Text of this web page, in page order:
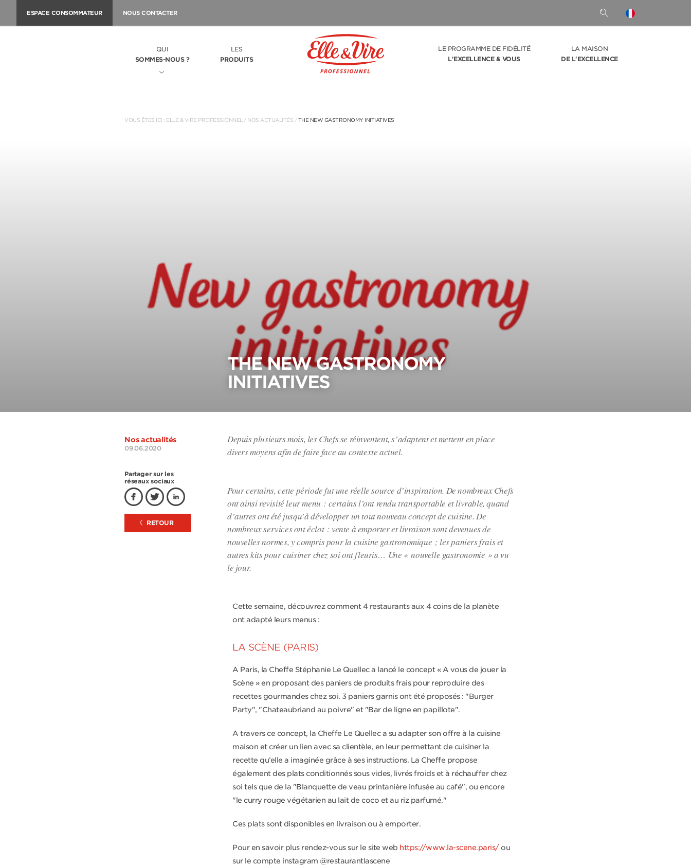
ESPACE CONSOMMATEUR NOUS CONTACTER
QUI
SOMMES-NOUS ?
LES
PRODUITS
LE PROGRAMME DE FIDÉLITÉ
L'EXCELLENCE & VOUS
LA MAISON
DE L'EXCELLENCE
VOUS ÊTES ICI : ELLE & VIRE PROFESSIONNEL / NOS ACTUALITÉS /THE NEW GASTRONOMY INITIATIVES
THE NEW GASTRONOMY
INITIATIVES
Depuis plusieurs mois, les Chefs se réinventent, s’adaptent et mettent en place
divers moyens afin de faire face au contexte actuel.
Pour certains, cette période fut une réelle source d’inspiration. De nombreux Chefs
ont ainsi revisité leur menu : certains l’ont rendu transportable et livrable, quand
d’autres ont été jusqu’à développer un tout nouveau concept de cuisine. De
nombreux services ont éclot : vente à emporter et livraison sont devenues de
nouvelles normes, y compris pour la cuisine gastronomique ; les paniers frais et
autres kits pour cuisiner chez soi ont fleuris… Une « nouvelle gastronomie » a vu
le jour.
Nos actualités
09.06.2020
Partager sur les
réseaux sociaux
RETOUR
Cette semaine, découvrez comment 4 restaurants aux 4 coins de la planète
ont adapté leurs menus :
LA SCÈNE (PARIS)
A Paris, la Cheffe Stéphanie Le Quellec a lancé le concept « A vous de jouer la
Scène » en proposant des paniers de produits frais pour reproduire des
recettes gourmandes chez soi. 3 paniers garnis ont été proposés : "Burger
Party", "Chateaubriand au poivre" et "Bar de ligne en papillote".
A travers ce concept, la Cheffe Le Quellec a su adapter son offre à la cuisine
maison et créer un lien avec sa clientèle, en leur permettant de cuisiner la
recette qu’elle a imaginée grâce à ses instructions. La Cheffe propose
également des plats conditionnés sous vides, livrés froids et à réchauffer chez
soi tels que de la "Blanquette de veau printanière infusée au café", ou encore
"le curry rouge végétarien au lait de coco et au riz parfumé."
Ces plats sont disponibles en livraison ou à emporter.
Pour en savoir plus rendez-vous sur le site web https://www.la-scene.paris/ ou
sur le compte instagram @restaurantlascene